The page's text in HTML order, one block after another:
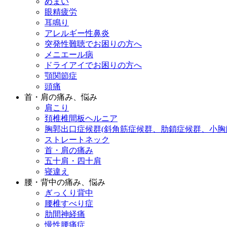
眼精疲労
耳鳴り
アレルギー性鼻炎
突発性難聴でお困りの方へ
メニエール病
ドライアイでお困りの方へ
顎関節症
頭痛
首・肩の痛み、悩み
肩こり
頚椎椎間板ヘルニア
胸郭出口症候群(斜角筋症候群、肋鎖症候群、小
ストレートネック
首・肩の痛み
五十肩・四十肩
寝違え
腰・背中の痛み、悩み
ぎっくり背中
腰椎すべり症
肋間神経痛
慢性腰痛症